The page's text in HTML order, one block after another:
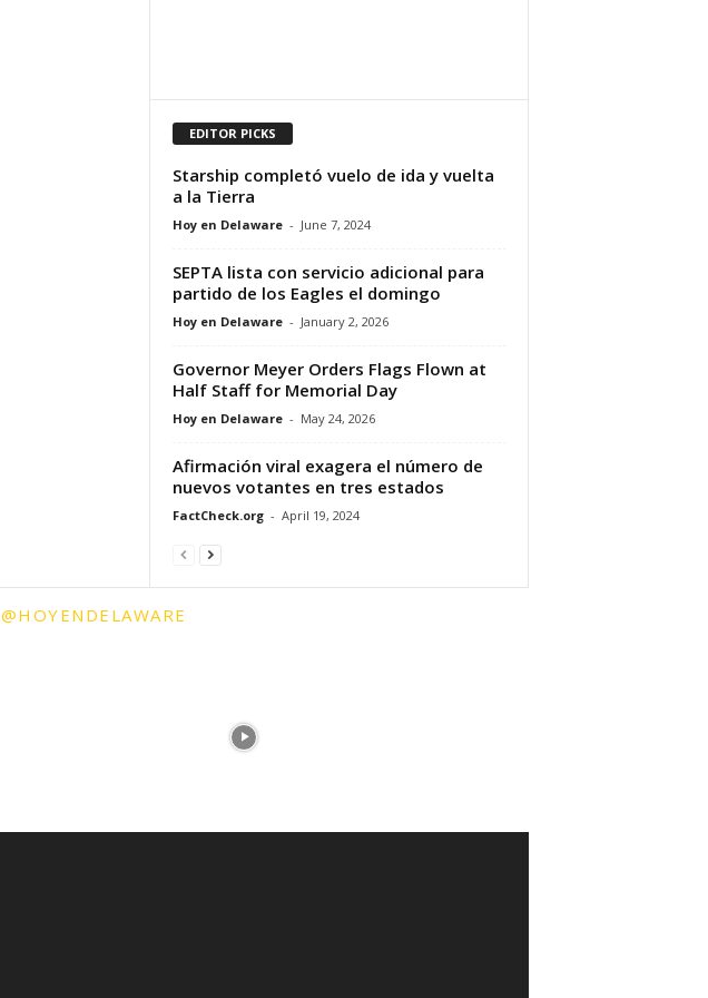
EDITOR PICKS
Starship completó vuelo de ida y vuelta
a la Tierra
Hoy en Delaware - June 7, 2024
SEPTA lista con servicio adicional para
partido de los Eagles el domingo
Hoy en Delaware - January 2, 2026
Governor Meyer Orders Flags Flown at
Half Staff for Memorial Day
Hoy en Delaware - May 24, 2026
Afirmación viral exagera el número de
nuevos votantes en tres estados
FactCheck.org - April 19, 2024
@HOYENDELAWARE